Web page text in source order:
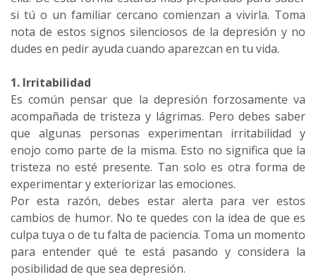
si tú o un familiar cercano comienzan a vivirla. Toma
nota de estos signos silenciosos de la depresión y no
dudes en pedir ayuda cuando aparezcan en tu vida.
1. Irritabilidad
Es común pensar que la depresión forzosamente va
acompañada de tristeza y lágrimas. Pero debes saber
que algunas personas experimentan irritabilidad y
enojo como parte de la misma. Esto no significa que la
tristeza no esté presente. Tan solo es otra forma de
experimentar y exteriorizar las emociones.
Por esta razón, debes estar alerta para ver estos
cambios de humor. No te quedes con la idea de que es
culpa tuya o de tu falta de paciencia. Toma un momento
para entender qué te está pasando y considera la
posibilidad de que sea depresión.